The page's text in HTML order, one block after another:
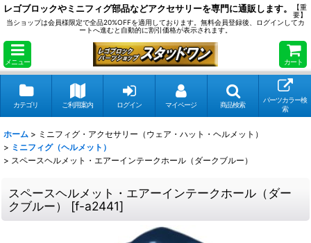
レゴブロックやミニフィグ部品などアクセサリーを専門に通販します。
【重
要】
当ショップは会員様限定で全品20%OFFを適用しております。無料会員登録後、ログインしてカ
ートへ進むと自動的に割引価格が表示されます。
メニュー カート
カテゴリ ご利用案内 ログイン マイページ 商品検索
パーツカラー検
索
ホーム > ミニフィグ・アクセサリー（ウェア・ハット・ヘルメット）
> ミニフィグ（ヘルメット）
> スペースヘルメット・エアーインテークホール（ダークブルー）
スペースヘルメット・エアーインテークホール（ダー
クブルー）
[f-a2441]